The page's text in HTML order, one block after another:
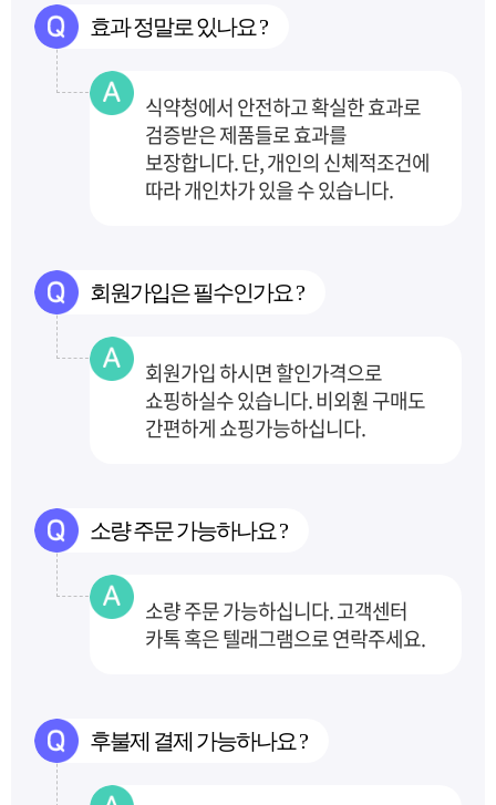
효과 정말로 있나요 ?
식약청에서 안전하고 확실한 효과로
검증받은 제품들로 효과를
보장합니다.단, 개인의 신체적조건에
따라 개인차가 있을 수 있습니다.
회원가입은 필수인가요 ?
회원가입 하시면 할인가격으로
쇼핑하실수 있습니다. 비외훤 구매도
간편하게 쇼핑가능하십니다.
소량 주문 가능하나요 ?
소량 주문 가능하십니다. 고객센터
카톡 혹은 텔래그램으로 연락주세요.
후불제 결제 가능하나요 ?